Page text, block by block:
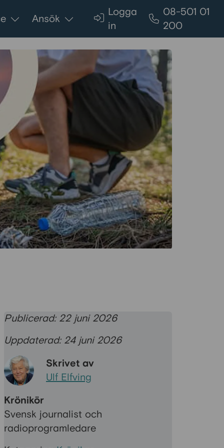
Ansök
Logga
in
08-501 01
200
Publicerad: 22 juni 2026
Uppdaterad: 24 juni 2026
Skrivet av
Ulf Elfving
Krönikör
Svensk journalist och
radioprogramledare